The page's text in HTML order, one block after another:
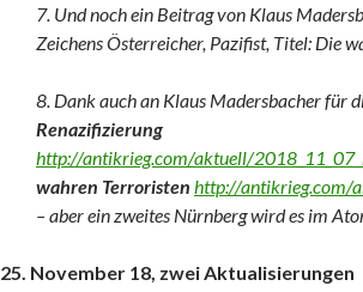
7. Und noch ein Beitrag von Klaus
Zeichens Österreicher, Pazifist, Titel: Die
8. Dank auch an Klaus Madersbacher für
Renazifizierung
http://antikrieg.com/aktuell/
wahren Terroristen http://antikrieg.com/
–aber ein zweites Nürnberg wird es im
25. November 18, zwei Aktualisierungen